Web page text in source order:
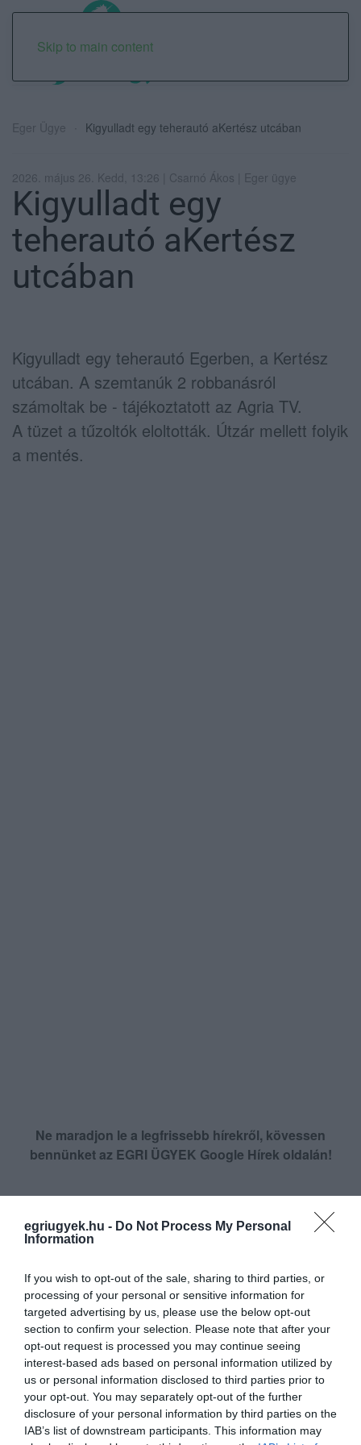
egriugyek.hu - Do Not Process My Personal
Information
If you wish to opt-out of the sale, sharing to third parties, or
processing of your personal or sensitive information for
targeted advertising by us, please use the below opt-out
section to confirm your selection. Please note that after your
opt-out request is processed you may continue seeing
interest-based ads based on personal information utilized by
us or personal information disclosed to third parties prior to
your opt-out. You may separately opt-out of the further
disclosure of your personal information by third parties on the
IAB’s list of downstream participants. This information may
Skip to main content
Eger Ügye Kigyulladt egy teherautó aKertész utcában
2026. május 26. Kedd, 13:26 | Csarnó Ákos | Eger ügye
Kigyulladt egy
teherautó aKertész
utcában
Kigyulladt egy teherautó Egerben, a Kertész
utcában. A szemtanúk 2 robbanásról
számoltak be - tájékoztatott az Agria TV.
A tüzet a tűzoltók eloltották. Útzár mellett folyik
a mentés.
Ne maradjon le a legfrissebb hírekről, kövessen
bennünket az EGRI ÜGYEK Google Hírek oldalán!
Legfrissebb híreink
35 PERCES TANÓRÁK ÉS KEVESEBB HÁZI
FELADAT JÖHET AZ ALSÓ ...